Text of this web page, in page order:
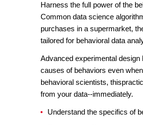
Harness the full power of the
Common data science
purchases in a supermarket,
tailored for behavioral data
Advanced experimental
causes of behaviors even
behavioral scientists,
from your data--immediately.
Understand the specifics of